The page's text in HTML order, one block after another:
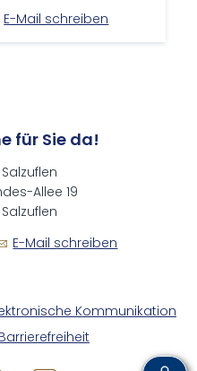
E-Mail schreiben
für Sie da!
Allee 19
E-Mail schreiben
Kommunikation
Barrierefreiheit